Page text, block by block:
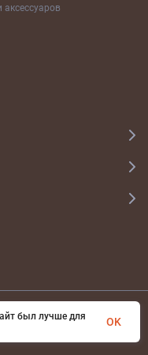
защищены
был лучше для
OK